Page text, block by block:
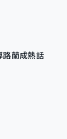
路蘭成熱話